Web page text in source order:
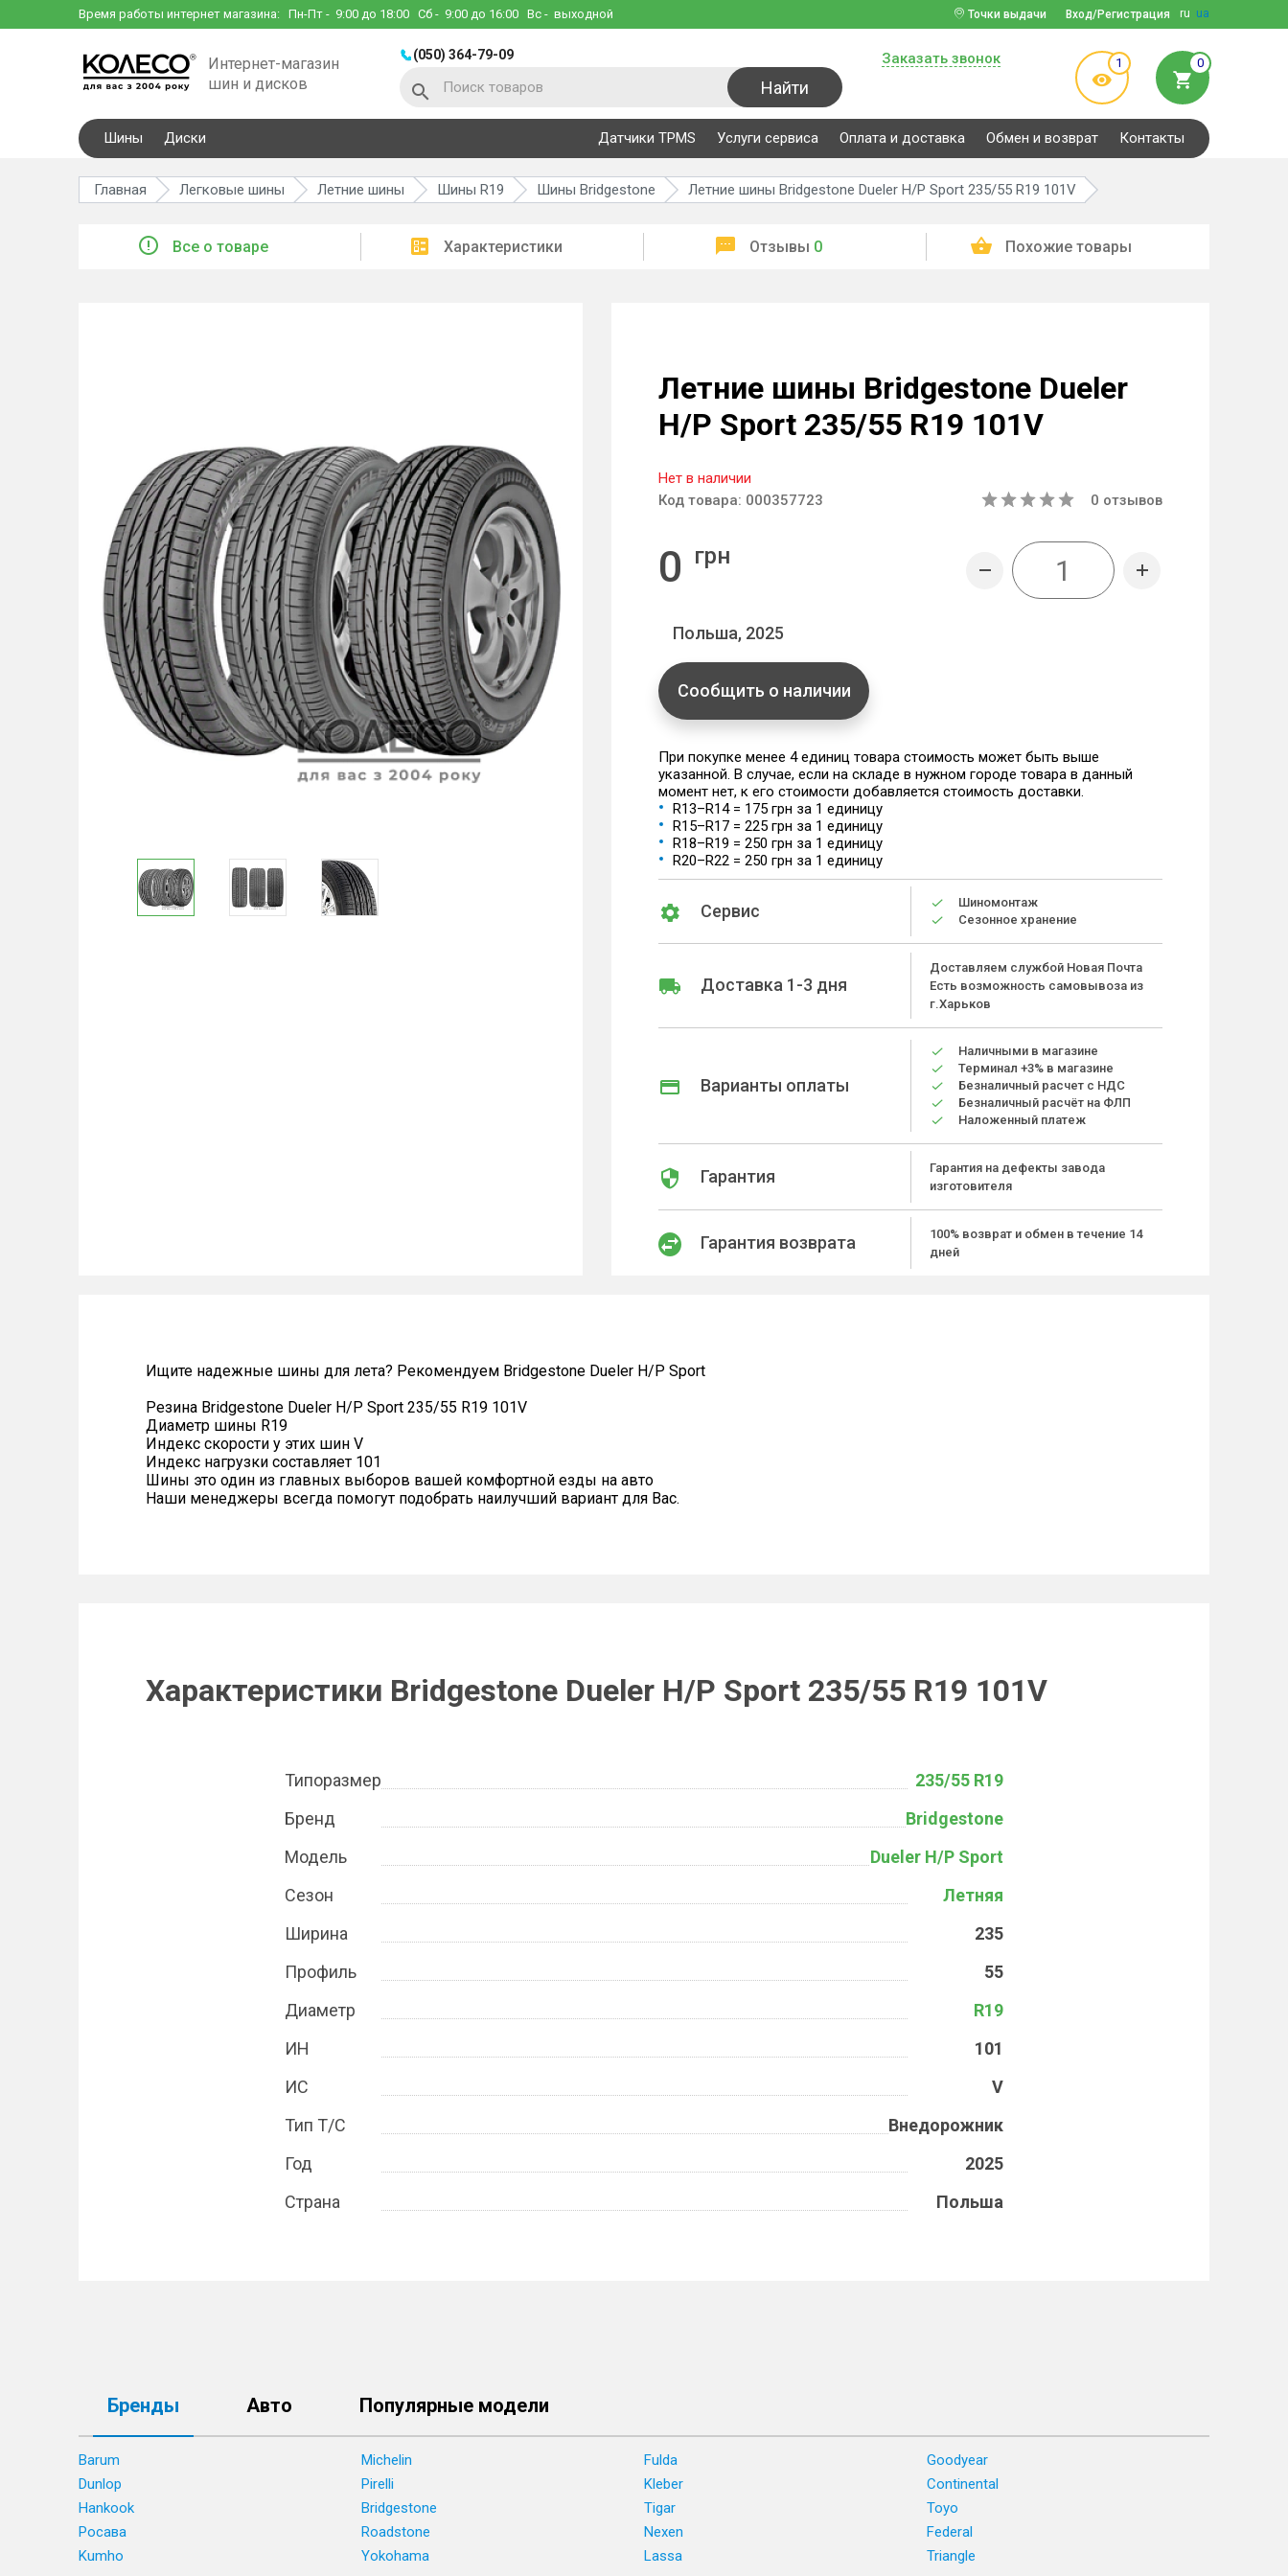
Время работы интернет магазина: Пн-Пт - 9:00 до 18:00 Сб - 9:00 до 16:00 Вс - выходной ru ua
Вход/Регистрация
Точки выдачи
Интернет-магазин
шин и дисков
(050) 364-79-09
Найти
Заказать звонок 1 0
Шины Диски Датчики TPMS Услуги сервиса Оплата и доставка Обмен и возврат Контакты
Главная Легковые шины Летние шины Шины R19 Шины Bridgestone Летние шины Bridgestone Dueler H/P Sport 235/55 R19 101V
Все о товаре Характеристики Отзывы 0 Похожие товары
Летние шины Bridgestone Dueler
H/P Sport 235/55 R19 101V
Нет в наличии
Код товара: 000357723 0 отзывов
0 грн
Польша, 2025
Сообщить о наличии
При покупке менее 4 единиц товара стоимость может быть выше
указанной. В случае, если на складе в нужном городе товара в данный
момент нет, к его стоимости добавляется стоимость доставки.
R13–R14 = 175 грн за 1 единицу
R15–R17 = 225 грн за 1 единицу
R18–R19 = 250 грн за 1 единицу
R20–R22 = 250 грн за 1 единицу
Сервис
Шиномонтаж
Сезонное хранение
Доставка 1-3 дня
Доставляем службой Новая Почта
Есть возможность самовывоза из
г.Харьков
Варианты оплаты
Наличными в магазине
Терминал +3% в магазине
Безналичный расчет с НДС
Безналичный расчёт на ФЛП
Наложенный платеж
Гарантия
Гарантия на дефекты завода
изготовителя
Гарантия возврата
100% возврат и обмен в течение 14
дней
Ищите надежные шины для лета? Рекомендуем Bridgestone Dueler H/P Sport
Резина Bridgestone Dueler H/P Sport 235/55 R19 101V
Диаметр шины R19
Индекс скорости у этих шин V
Индекс нагрузки составляет 101
Шины это один из главных выборов вашей комфортной езды на авто
Наши менеджеры всегда помогут подобрать наилучший вариант для Вас.
Характеристики Bridgestone Dueler H/P Sport 235/55 R19 101V
Типоразмер
235/55 R19
Бренд
Bridgestone
Модель
Dueler H/P Sport
Сезон
Летняя
Ширина
235
Профиль
55
Диаметр
R19
ИН
101
ИС
V
Тип Т/С
Внедорожник
Год
2025
Страна
Польша
Бренды Авто Популярные модели
Barum Michelin Fulda
Goodyear
Dunlop
Pirelli Kleber
Continental
Hankook
Bridgestone Tigar
Toyo
Росава
Roadstone Nexen
Federal
Kumho
Yokohama Lassa Triangle